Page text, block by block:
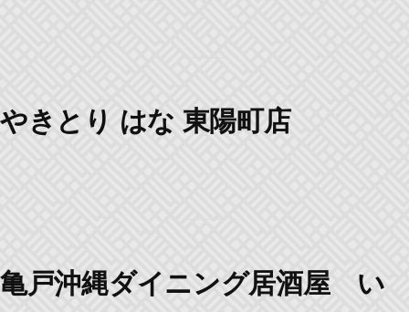
やきとり はな 東陽町店
亀戸沖縄ダイニング居酒屋 い